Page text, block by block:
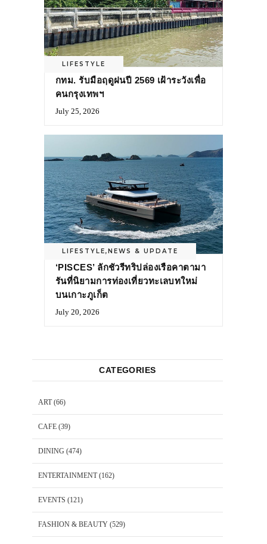
LIFESTYLE
กทม. รับมือฤดูฝนปี 2569 เฝ้าระวังเพื่อ
คนกรุงเทพฯ
July 25, 2026
LIFESTYLE, NEWS & UPDATE
‘PISCES’ ลักชัวรีทริปล่องเรือคาตามา
รันที่นิยามการท่องเที่ยวทะเลบทใหม่
บนเกาะภูเก็ต
July 20, 2026
CATEGORIES
ART(66)
CAFE (39)
DINING (474)
ENTERTAINMENT(162)
EVENTS (121)
FASHION & BEAUTY (529)